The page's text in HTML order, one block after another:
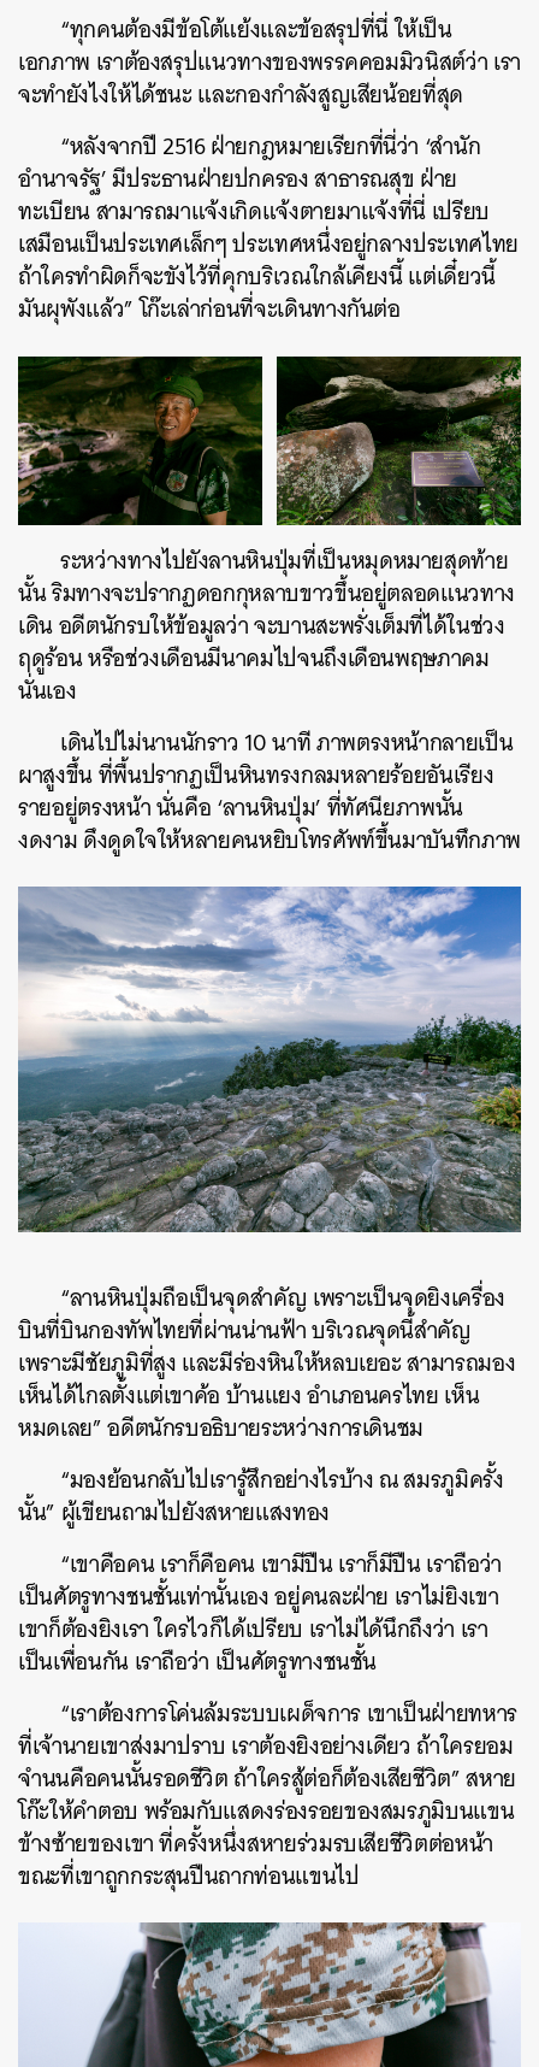
“ทุกคนต้องมีข้อโต้แย้งและข้อสรุปที่นี่ ให้เป็น
เอกภาพ เราต้องสรุปแนวทางของพรรคคอมมิวนิสต์ว่า เรา
จะทํายังไงให้ได้ชนะ และกองกําลังสูญเสียน้อยที่สุด
“หลังจากปี 2516 ฝ่ายกฎหมายเรียกที่นี่ว่า ‘สำนัก
อำนาจรัฐ’ มีประธานฝ่ายปกครอง สาธารณสุข ฝ่าย
ทะเบียน สามารถมาแจ้งเกิดแจ้งตายมาแจ้งที่นี่ เปรียบ
เสมือนเป็นประเทศเล็กๆ ประเทศหนึ่งอยู่กลางประเทศไทย
ถ้าใครทําผิดก็จะขังไว้ที่คุกบริเวณใกล้เคียงนี้ แต่เดี๋ยวนี้
มันผุพังแล้ว” โก๊ะเล่าก่อนที่จะเดินทางกันต่อ
ระหว่างทางไปยังลานหินปุ่มที่เป็นหมุดหมายสุดท้าย
นั้น ริมทางจะปรากฏดอกกุหลาบขาวขึ้นอยู่ตลอดแนวทาง
เดิน อดีตนักรบให้ข้อมูลว่า จะบานสะพรั่งเต็มที่ได้ในช่วง
ฤดูร้อน หรือช่วงเดือนมีนาคมไปจนถึงเดือนพฤษภาคม
นั่นเอง
เดินไปไม่นานนักราว 10 นาที ภาพตรงหน้ากลายเป็น
ผาสูงขึ้น ที่พื้นปรากฏเป็นหินทรงกลมหลายร้อยอันเรียง
รายอยู่ตรงหน้า นั่นคือ ‘ลานหินปุ่ม’ ที่ทัศนียภาพนั้น
งดงาม ดึงดูดใจให้หลายคนหยิบโทรศัพท์ขึ้นมาบันทึกภาพ
“ลานหินปุ่มถือเป็นจุดสําคัญ เพราะเป็นจุดยิงเครื่อง
บินที่บินกองทัพไทยที่ผ่านน่านฟ้า บริเวณจุดนี้สําคัญ
เพราะมีชัยภูมิที่สูง และมีร่องหินให้หลบเยอะ สามารถมอง
เห็นได้ไกลตั้งแต่เขาค้อ บ้านแยง อำเภอนครไทย เห็น
หมดเลย” อดีตนักรบอธิบายระหว่างการเดินชม
“มองย้อนกลับไปเรารู้สึกอย่างไรบ้าง ณ สมรภูมิครั้ง
นั้น” ผู้เขียนถามไปยังสหายแสงทอง
“เขาคือคน เราก็คือคน เขามีปืน เราก็มีปืน เราถือว่า
เป็นศัตรูทางชนชั้นเท่านั้นเอง อยู่คนละฝ่าย เราไม่ยิงเขา
เขาก็ต้องยิงเรา ใครไวก็ได้เปรียบ เราไม่ได้นึกถึงว่า เรา
เป็นเพื่อนกัน เราถือว่า เป็นศัตรูทางชนชั้น
“เราต้องการโค่นล้มระบบเผด็จการ เขาเป็นฝ่ายทหาร
ที่เจ้านายเขาส่งมาปราบ เราต้องยิงอย่างเดียว ถ้าใครยอม
จำนนคือคนนั้นรอดชีวิต ถ้าใครสู้ต่อก็ต้องเสียชีวิต” สหาย
โก๊ะให้คำตอบ พร้อมกับแสดงร่องรอยของสมรภูมิบนแขน
ข้างซ้ายของเขา ที่ครั้งหนึ่งสหายร่วมรบเสียชีวิตต่อหน้า
ขณะที่เขาถูกกระสุนปืนถากท่อนแขนไป